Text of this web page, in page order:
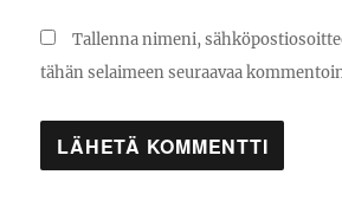
Tallenna nimeni,
tähän selaimeen seuraavaa